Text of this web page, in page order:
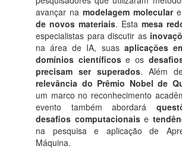
avançar na modelagem moleculare
de novos materiais. Esta mesa
especialistas para discutir as
na área de IA, suas aplicações
domínios científicose os
precisam ser superados. Além
relevância do Prêmio Nobel de
um marco no reconhecimento
evento também abordará
desafios computacionaise
na pesquisa e aplicação de
Máquina.